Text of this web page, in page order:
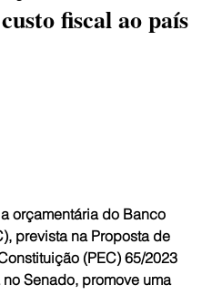
fiscal ao país
orçamentária do Banco
prevista na Proposta de
(PEC) 65/2023
no Senado, promove uma